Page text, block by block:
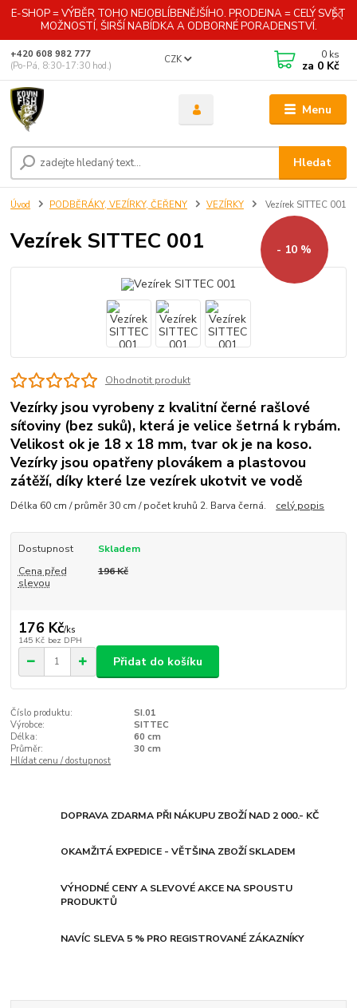
E-SHOP = VÝBĚR TOHO NEJOBLÍBENĚJŠÍHO. PRODEJNA = CELÝ SVĚT
MOŽNOSTÍ, ŠIRŠÍ NABÍDKA A ODBORNÉ PORADENSTVÍ.
Menu
CZK
Hledat
+420 608 982 777
(Po-Pá, 8:30-17:30 hod.)
0 ks
za 0 Kč
Úvod PODBĚRÁKY, VEZÍRKY, ČEŘENY VEZÍRKY Vezírek SITTEC 001
Vezírek SITTEC 001 - 10 %
Ohodnotit produkt
Vezírky jsou vyrobeny z kvalitní černé rašlové
síťoviny (bez suků), která je velice šetrná k rybám.
Velikost ok je 18 x 18 mm, tvar ok je na koso.
Vezírky jsou opatřeny plovákem a plastovou
zátěží, díky které lze vezírek ukotvit ve vodě
Délka 60 cm / průměr 30 cm / počet kruhů 2. Barva černá. celý popis
Dostupnost
Skladem
Cena před
slevou
196 Kč
176 Kč/ks
145 Kč bez DPH
Přidat do košíku
Číslo produktu:
SI.01
Výrobce:
SITTEC
Délka:
60 cm
Průměr:
30 cm
Hlídat cenu / dostupnost
DOPRAVA ZDARMA PŘI NÁKUPU ZBOŽÍ NAD 2 000.- KČ
OKAMŽITÁ EXPEDICE - VĚTŠINA ZBOŽÍ SKLADEM
VÝHODNÉ CENY A SLEVOVÉ AKCE NA SPOUSTU
PRODUKTŮ
NAVÍC SLEVA 5 % PRO REGISTROVANÉ ZÁKAZNÍKY